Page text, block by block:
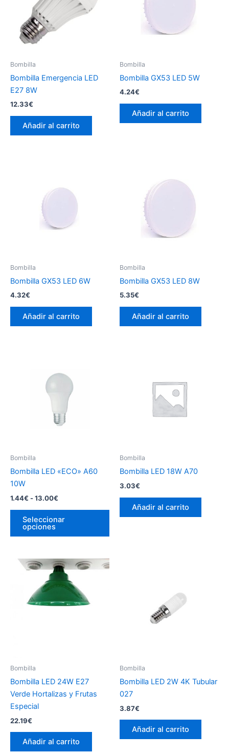
Bombilla
Bombilla Emergencia LED
E27 8W
12.33€
Añadir al carrito
Bombilla
Bombilla GX53 LED 5W
4.24€
Añadir al carrito
Bombilla
Bombilla GX53 LED 6W
4.32€
Añadir al carrito
Bombilla
Bombilla GX53 LED 8W
5.35€
Añadir al carrito
Bombilla
Bombilla LED «ECO» A60
10W
1.44€ -13.00€
desde
Seleccionar
opciones
Este
tiene
variantes.
producto
Bombilla
Bombilla LED 18W A70
3.03€
Añadir al carrito
Bombilla
Bombilla LED 24W E27
Verde Hortalizas y Frutas
Especial
22.19€
Añadir al carrito
Bombilla
Bombilla LED 2W 4K Tubular
027
3.87€
Añadir al carrito